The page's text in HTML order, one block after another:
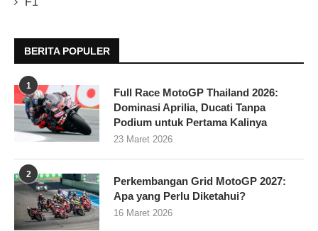
BERITA POPULER
1
Full Race MotoGP Thailand 2026:
Dominasi Aprilia, Ducati Tanpa
Podium untuk Pertama Kalinya
23 Maret 2026
2
Perkembangan Grid MotoGP 2027:
Apa yang Perlu Diketahui?
16 Maret 2026